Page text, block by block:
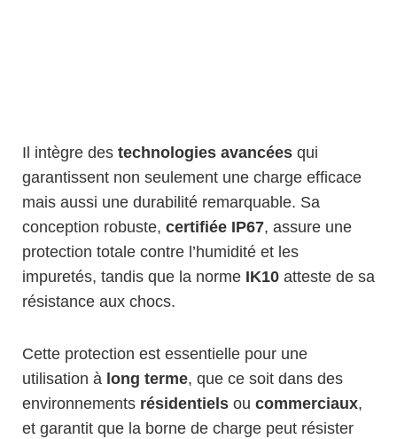
Il intègre des technologies avancées qui
garantissent non seulement une charge efficace
mais aussi une durabilité remarquable. Sa
conception robuste, certifiée IP67, assure une
protection totale contre l’humidité et les
impuretés, tandis que la norme IK10 atteste de sa
résistance aux chocs.
Cette protection est essentielle pour une
utilisation à long terme, que ce soit dans des
environnements résidentiels ou commerciaux,
et garantit que la borne de charge peut résister